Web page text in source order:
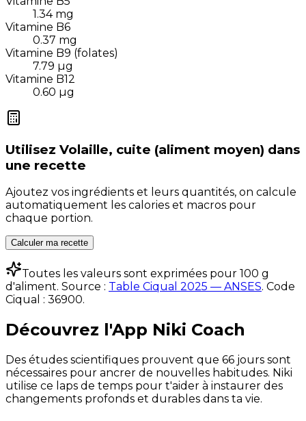
1.34 mg
Vitamine B6
0.37 mg
Vitamine B9 (folates)
7.79 µg
Vitamine B12
0.60 µg
Utilisez Volaille, cuite (aliment moyen) dans
une recette
Ajoutez vos ingrédients et leurs quantités, on calcule
automatiquement les calories et macros pour
chaque portion.
Calculer ma recette
Toutes les valeurs sont exprimées pour 100 g
d'aliment. Source : Table Ciqual 2025 — ANSES. Code
Ciqual : 36900.
Découvrez l'App Niki Coach
Des études scientifiques prouvent que 66 jours sont
nécessaires pour ancrer de nouvelles habitudes. Niki
utilise ce laps de temps pour t'aider à instaurer des
changements profonds et durables dans ta vie.